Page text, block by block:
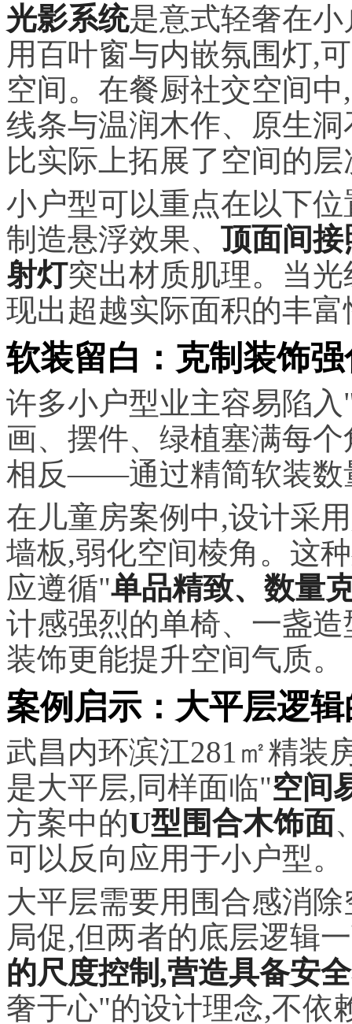
光影系统是意式轻奢在
用百叶窗与内嵌氛围灯,
空间。在餐厨社交空间
线条与温润木作、原生
比实际上拓展了空间的
小户型可以重点在以下
制造悬浮效果、 顶面间接
射灯突出材质肌理。当
现出超越实际面积的丰富
软装留白：克制装饰
许多小户型业主容易陷
画、摆件、绿植塞满每
相反——通过精简软装数
在儿童房案例中,设计采
墙板,弱化空间棱角。这
应遵循"单品精致、数量
计感强烈的单椅、一盏
装饰更能提升空间气质。
案例启示：大平层逻
武昌内环滨江281㎡精
是大平层,同样面临"空间
方案中的U型围合木饰面
可以反向应用于小户型。
大平层需要用围合感消
局促,但两者的底层逻辑
的尺度控制,营造具备安
奢于心"的设计理念,不依